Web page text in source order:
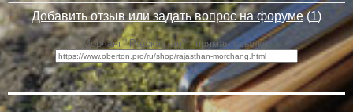
Добавить отзыв или задать вопрос на форуме(1)
Морчанг "Раджастан" - прямая ссылка: